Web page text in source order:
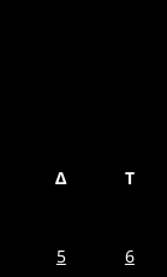
Δ Τ
5
6